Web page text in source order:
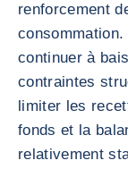
renforcement
continuer à
contraintes
limiter les
fonds et la
relativement